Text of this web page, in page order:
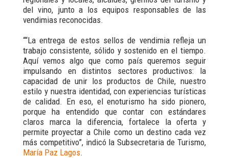
del vino, junto a los equipos responsables de las
vendimias reconocidas.
““La entrega de estos sellos de vendimia refleja un
trabajo consistente, sólido y sostenido en el tiempo.
Aquí vemos algo que como país queremos seguir
impulsando en distintos sectores productivos: la
capacidad de unir los productos de Chile, nuestro
estilo y nuestra identidad, con experiencias turísticas
de calidad. En eso, el enoturismo ha sido pionero,
porque ha entendido que contar con estándares
claros marca la diferencia, fortalece la oferta y
permite proyectar a Chile como un destino cada vez
más competitivo”, indicó la Subsecretaria de Turismo,
María Paz Lagos.